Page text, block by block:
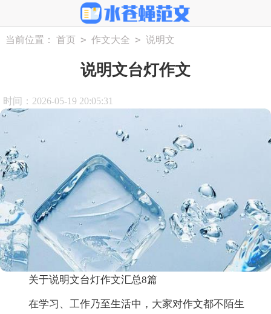
当前位置： 首页 > 作文大全 > 说明文
说明文台灯作文
时间：2026-05-19 20:05:31
关于说明文台灯作文汇总8篇
在学习、工作乃至生活中，大家对作文都不陌生